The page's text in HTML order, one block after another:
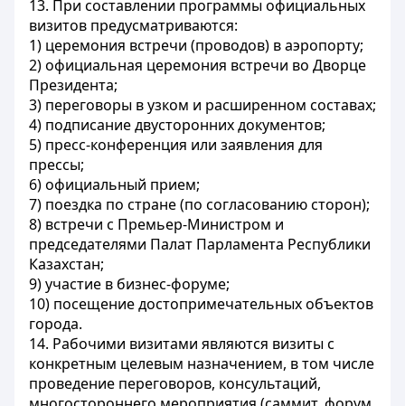
13. При составлении программы официальных
визитов предусматриваются:
1) церемония встречи (проводов) в аэропорту;
2) официальная церемония встречи во Дворце
Президента;
3) переговоры в узком и расширенном составах;
4) подписание двусторонних документов;
5) пресс-конференция или заявления для
прессы;
6) официальный прием;
7) поездка по стране (по согласованию сторон);
8) встречи с Премьер-Министром и
председателями Палат Парламента Республики
Казахстан;
9) участие в бизнес-форуме;
10) посещение достопримечательных объектов
города.
14. Рабочими визитами являются визиты с
конкретным целевым назначением, в том числе
проведение переговоров, консультаций,